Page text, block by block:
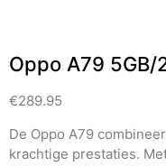
Oppo A79 5GB/
€289.95
De Oppo A79
krachtige prestaties.